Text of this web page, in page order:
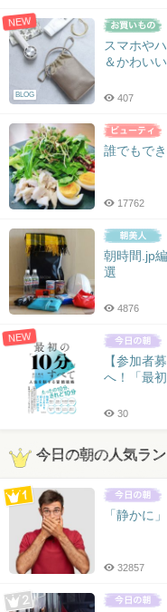
NEW
BLOG
スマホや
＆かわい
407
誰でもで
17762
朝時間.jp
選
4876
NEW
【参加者
へ！「最
30
今日の朝の人気ラ
「静かに
32857